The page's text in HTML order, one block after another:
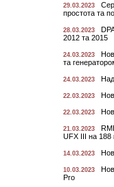
29.03.2023
простота та
28.03.2023
2012 та 2015
24.03.2023
та
24.03.2023
22.03.2023
22.03.2023
21.03.2023
UFX III на 188
14.03.2023
10.03.2023
Pro